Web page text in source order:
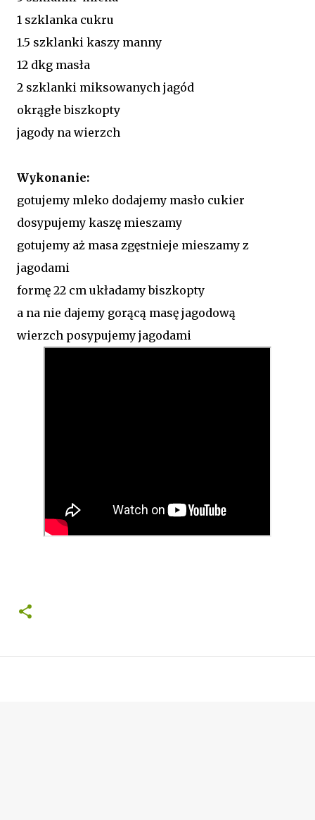
1 szklanka cukru
1.5 szklanki kaszy manny
12 dkg masła
2 szklanki miksowanych jagód
okrągłe biszkopty
jagody na wierzch
Wykonanie:
gotujemy mleko dodajemy masło cukier
dosypujemy kaszę mieszamy
gotujemy aż masa zgęstnieje mieszamy z
jagodami
formę 22 cm układamy biszkopty
a na nie dajemy gorącą masę jagodową
wierzch posypujemy jagodami